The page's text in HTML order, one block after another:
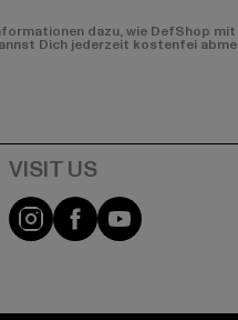
dazu, wie DefShop
Dich jederzeit kostenfei
Visit our Instagram
Visit ourVisit our